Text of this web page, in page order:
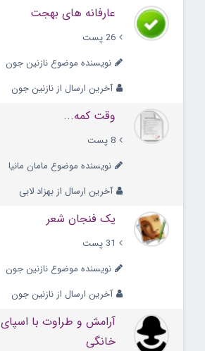
عارفانه های بهجت
26 پست
نویسنده موضوع نازنین جون
آخرین ارسال از نازنین جون
وقت کمه...
8 پست
نویسنده موضوع مامان مانیا
آخرین ارسال از بهزاد لابی
یک فنجان شعر
31 پست
نویسنده موضوع نازنین جون
آخرین ارسال از نازنین جون
آرامش و طراوت با اسپای
خانگی